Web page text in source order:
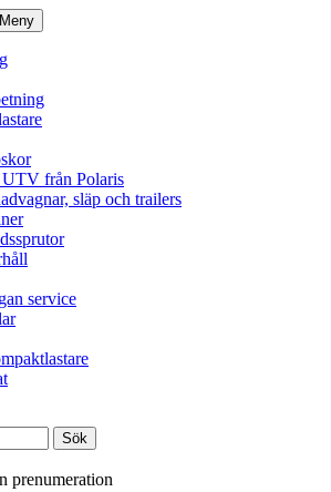
Meny
från Polaris
släp och trailers
service
prenumeration